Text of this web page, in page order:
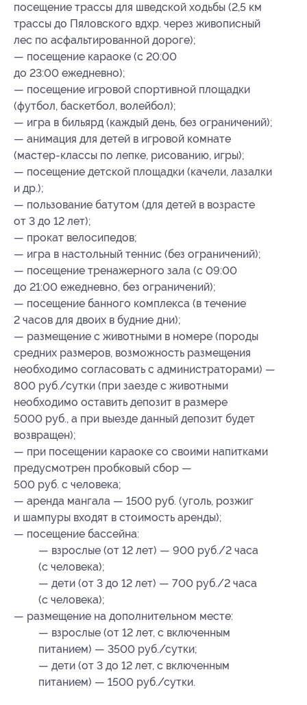
посещение трассы для шведской ходьбы (2,5 км
трассы до Пяловского вдхр. через живописный
лес по асфальтированной дороге);
— посещение караоке (с 20:00
до 23:00 ежедневно);
— посещение игровой спортивной площадки
(футбол, баскетбол, волейбол);
— игра в бильярд (каждый день, без ограничений);
— анимация для детей в игровой комнате
(мастер-классы по лепке, рисованию, игры);
— посещение детской площадки (качели, лазалки
и др.);
— пользование батутом (для детей в возрасте
от 3 до 12 лет);
— прокат велосипедов;
— игра в настольный теннис (без ограничений);
— посещение тренажерного зала (с 09:00
до 21:00 ежедневно, без ограничений);
— посещение банного комплекса (в течение
2 часов для двоих в будние дни);
— размещение с животными в номере (породы
средних размеров, возможность размещения
необходимо согласовать с администраторами) —
800 руб./сутки (при заезде с животными
необходимо оставить депозит в размере
5000 руб., а при выезде данный депозит будет
возвращен);
— при посещении караоке со своими напитками
предусмотрен пробковый сбор —
500 руб. с человека;
— аренда мангала — 1500 руб. (уголь, розжиг
и шампуры входят в стоимость аренды);
— посещение бассейна:
— взрослые (от 12 лет) — 900 руб./2 часа
(с человека);
— дети (от 3 до 12 лет) — 700 руб./2 часа
(с человека);
— размещение на дополнительном месте:
— взрослые (от 12 лет, с включенным
питанием) — 3500 руб./сутки;
— дети (от 3 до 12 лет, с включенным
питанием) — 1500 руб./сутки.